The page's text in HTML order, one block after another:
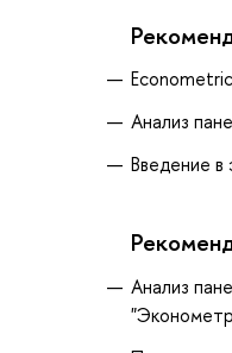
Анализ
Введение в
Анализ